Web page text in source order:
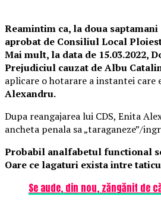
Reamintim ca, la doua
aprobat de Consiliul Local
Mai mult, la data de 15.03.2022,
Prejudiciul cauzat de Albu
aplicare o hotarare a instantei
Alexandru.
Dupa reangajarea lui CDS, Enita
ancheta penala sa „taraganeze”/
Probabil analfabetul functional
Oare ce lagaturi exista intre
Se aude, din nou, zăngănit de